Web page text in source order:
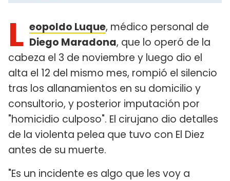
L eopoldo Luque, médico personal de
Diego Maradona, que lo operó de la
cabeza el 3 de noviembre y luego dio el
alta el 12 del mismo mes, rompió el silencio
tras los allanamientos en su domicilio y
consultorio, y posterior imputación por
"homicidio culposo". El cirujano dio detalles
de la violenta pelea que tuvo con El Diez
antes de su muerte.
"Es un incidente es algo que les voy a